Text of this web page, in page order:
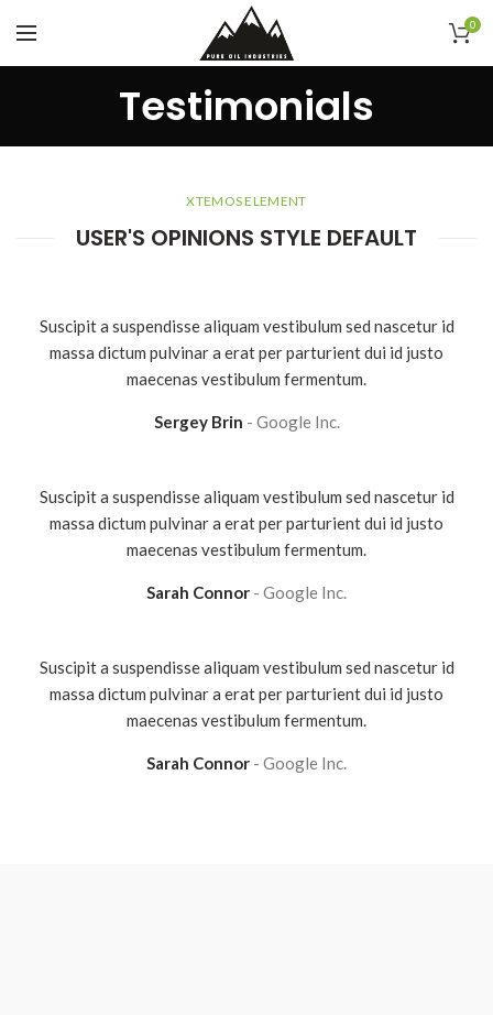
0
Testimonials
XTEMOS ELEMENT
USER'S OPINIONS STYLE DEFAULT
Suscipit a suspendisse aliquam vestibulum sed nascetur id
massa dictum pulvinar a erat per parturient dui id justo
maecenas vestibulum fermentum.
Sergey Brin Google Inc.
Suscipit a suspendisse aliquam vestibulum sed nascetur id
massa dictum pulvinar a erat per parturient dui id justo
maecenas vestibulum fermentum.
Sarah Connor Google Inc.
Suscipit a suspendisse aliquam vestibulum sed nascetur id
massa dictum pulvinar a erat per parturient dui id justo
maecenas vestibulum fermentum.
Sarah Connor Google Inc.